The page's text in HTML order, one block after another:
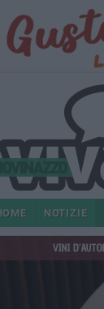
NOTIZIE